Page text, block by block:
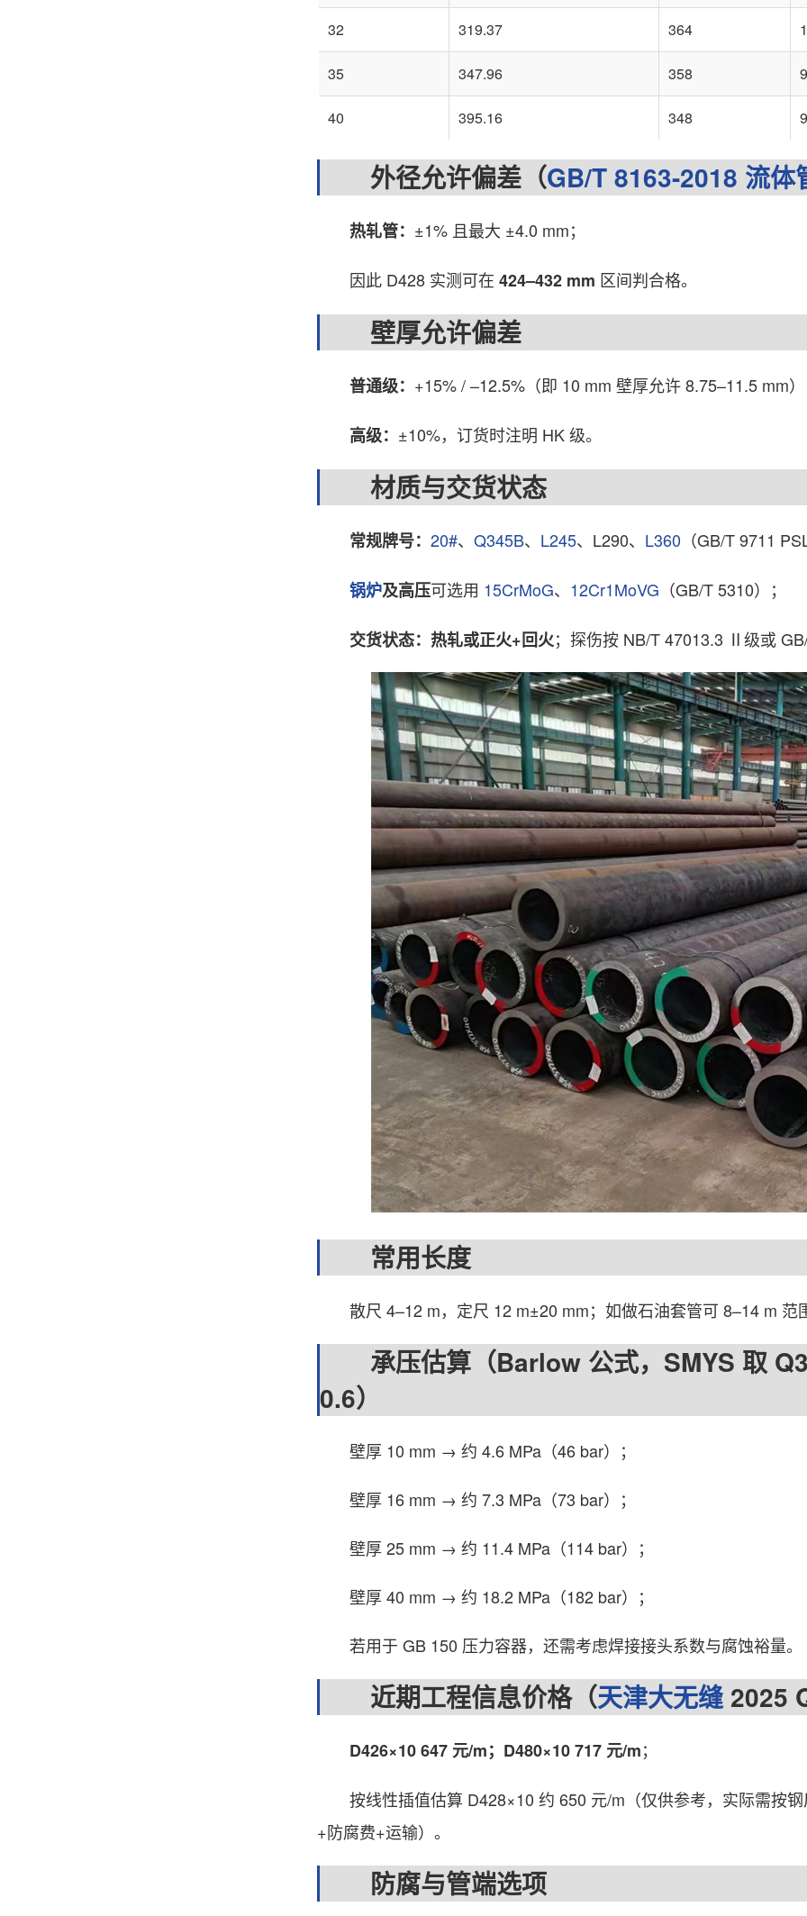
32 319.37 364
35 347.96 358
40 395.16 348
外径允许偏差（GB/T 8163-2018 流体
热轧管： ±1% 且最大 ±4.0 mm；
因此 D428 实测可在 424–432 mm 区间判合格。
壁厚允许偏差
普通级： +15% / –12.5%（即 10 mm 壁厚允许 8.75–11.5 mm
高级： ±10%，订货时注明 HK 级。
材质与交货状态
常规牌号： 20#、 Q345B、 L245、L290、 L360 （GB/T 9711
锅炉及高压可选用 15CrMoG、 12Cr1MoVG （GB/T 5310）；
交货状态：热轧或正火+回火；探伤按 NB/T 47013.3 Ⅱ级或
常用长度
散尺 4–12 m，定尺 12 m±20 mm；如做石油套管可 8–14 m 范
承压估算（Barlow 公式，SMYS 取
0.6）
壁厚 10 mm → 约 4.6 MPa（46 bar）；
壁厚 16 mm → 约 7.3 MPa（73 bar）；
壁厚 25 mm → 约 11.4 MPa（114 bar）；
壁厚 40 mm → 约 18.2 MPa（182 bar）；
若用于 GB 150 压力容器，还需考虑焊接接头系数与腐蚀裕量。
近期工程信息价格（天津大无缝2025
D426×10 647 元/m；D480×10 717 元/m；
按线性插值估算 D428×10 约 650 元/m（仅供参考，实际需按钢
+防腐费+运输）。
防腐与管端选项